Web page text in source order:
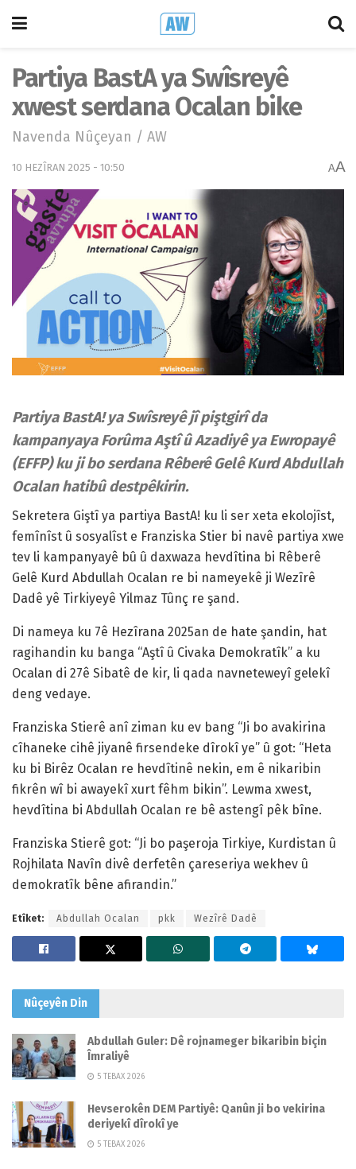
Partiya BastA ya Swîsreyê
xwest serdana Ocalan bike
Navenda Nûçeyan / AW
10 HEZÎRAN 2025 - 10:50 AA
Partiya BastA! ya Swîsreyê jî piştgirî da
kampanyaya Forûma Aştî û Azadiyê ya Ewropayê
(EFFP) ku ji bo serdana Rêberê Gelê Kurd Abdullah
Ocalan hatibû destpêkirin.
Sekretera Giştî ya partiya BastA! ku li ser xeta ekolojîst,
femînîst û sosyalîst e Franziska Stier bi navê partiya xwe
tev li kampanyayê bû û daxwaza hevdîtina bi Rêberê
Gelê Kurd Abdullah Ocalan re bi nameyekê ji Wezîrê
Dadê yê Tirkiyeyê Yilmaz Tûnç re şand.
Di nameya ku 7ê Hezîrana 2025an de hate şandin, hat
ragihandin ku banga “Aştî û Civaka Demokratîk” a ku
Ocalan di 27ê Sibatê de kir, li qada navneteweyî gelekî
deng vedaye.
Franziska Stierê anî ziman ku ev bang “Ji bo avakirina
cîhaneke cihê jiyanê firsendeke dîrokî ye” û got: “Heta
ku bi Birêz Ocalan re hevdîtinê nekin, em ê nikaribin
fikrên wî bi awayekî xurt fêhm bikin”. Lewma xwest,
hevdîtina bi Abdullah Ocalan re bê astengî pêk bîne.
Franziska Stierê got: “Ji bo paşeroja Tirkiye, Kurdistan û
Rojhilata Navîn divê derfetên çareseriya wekhev û
demokratîk bêne afirandin.”
Etîket: Abdullah Ocalan pkk Wezîrê Dadê
Nûçeyên Din
Abdullah Guler: Dê rojnameger bikaribin biçin
Îmraliyê
5 TEBAX 2026
Hevserokên DEM Partiyê: Qanûn ji bo vekirina
deriyekî dîrokî ye
5 TEBAX 2026